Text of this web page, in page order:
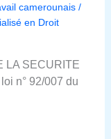
camerounais/
en Droit
LA SECURITE
n° 92/007 du